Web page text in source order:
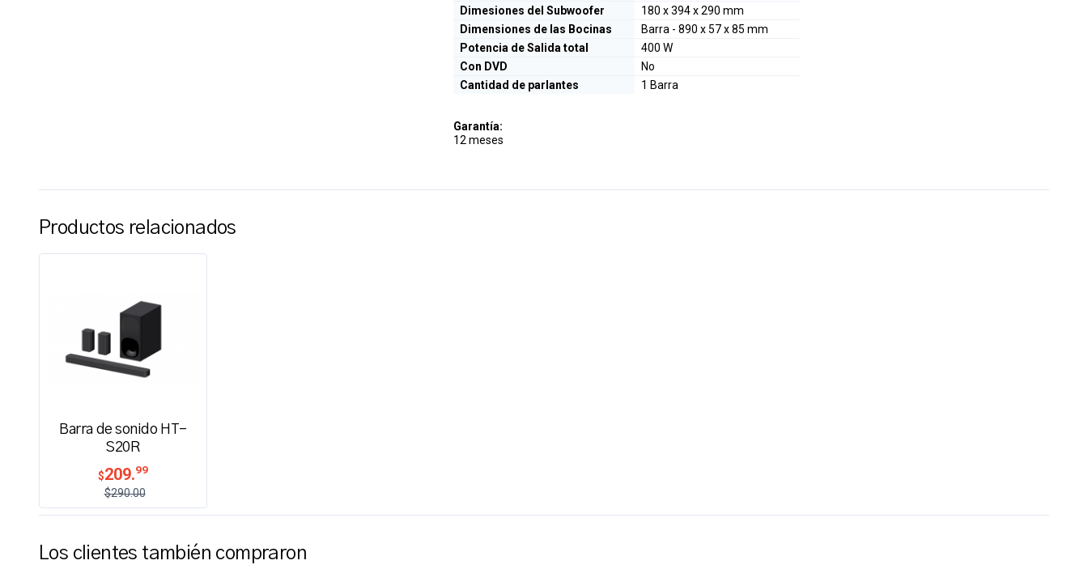
Dimesiones del Subwoofer
180 x 394 x 290 mm
Dimensiones de las Bocinas
Barra - 890 x 57 x 85 mm
Potencia de Salida total
400 W
Con DVD
No
Cantidad de parlantes
1 Barra
Garantía:
12 meses
Productos relacionados
Barra de sonido HT-
S20R
$209.99
$290.00
Los clientes también compraron